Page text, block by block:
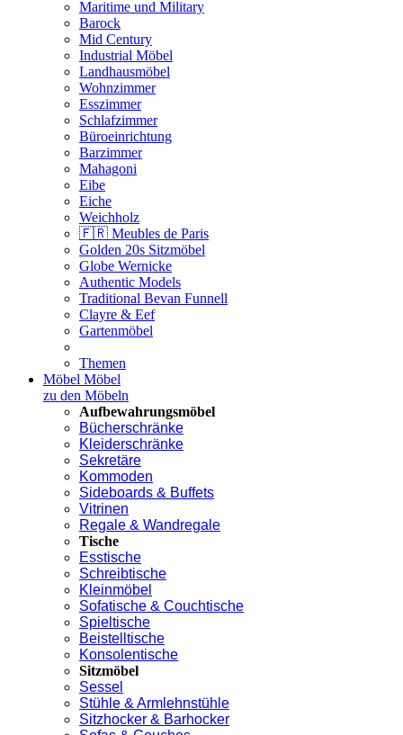
Maritime und Military
Barock
Mid Century
Industrial Möbel
Landhausmöbel
Wohnzimmer
Esszimmer
Schlafzimmer
Büroeinrichtung
Barzimmer
Mahagoni
Eibe
Eiche
Weichholz
🇫🇷 Meubles de Paris
Golden 20s Sitzmöbel
Globe Wernicke
Authentic Models
Traditional Bevan Funnell
Clayre & Eef
Gartenmöbel
Themen
Möbel Möbel
zu den Möbeln
Aufbewahrungsmöbel
Bücherschränke
Kleiderschränke
Sekretäre
Kommoden
Sideboards & Buffets
Vitrinen
Regale & Wandregale
Tische
Esstische
Schreibtische
Kleinmöbel
Sofatische & Couchtische
Spieltische
Beistelltische
Konsolentische
Sitzmöbel
Sessel
Stühle & Armlehnstühle
Sitzhocker & Barhocker